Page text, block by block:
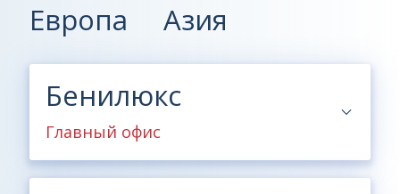
Европа
Азия
Бенилюкс
Главный офис